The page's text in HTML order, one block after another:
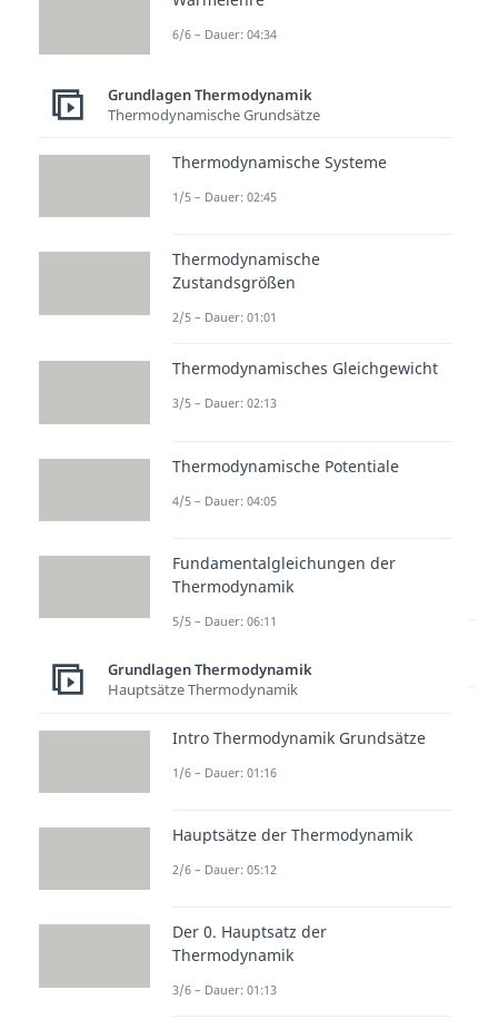
Beliebte Inhalte aus dem
Bereich
Seiliger
Prozess
04:45
Reaktio
nen -
agen
Verbre
nnung
Dauer:
Entdecke hier deine Chancen.
Grundlagen
Thermodynamik
Kreisprozesse: Beispiele
6/6 – Dauer: 04:34
Grundlagen Thermodynamik
Thermodynamische Grundsätze
Thermodynamische Systeme
1/5 – Dauer: 02:45
Thermodynamische
Zustandsgrößen
2/5 – Dauer: 01:01
Thermodynamisches Gleichgewicht
3/5 – Dauer: 02:13
Thermodynamische Potentiale
4/5 – Dauer: 04:05
Fundamentalgleichungen der
Thermodynamik
5/5 – Dauer: 06:11
Grundlagen Thermodynamik
Hauptsätze Thermodynamik
Intro Thermodynamik Grundsätze
1/6 – Dauer: 01:16
Hauptsätze der Thermodynamik
2/6 – Dauer: 05:12
Der 0. Hauptsatz der
Thermodynamik
3/6 – Dauer: 01:13